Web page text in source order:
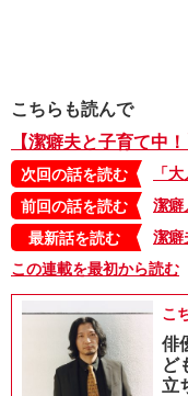
こちらも読んで
【潔癖夫と子育て中！
次回の話を読む
前回の話を読む
最新話を読む
この連載を最初から読む
こ
俳
ど
立